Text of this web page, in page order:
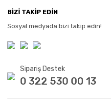
BİZİ TAKİP EDİN
Sosyal medyada bizi takip edin!
Sipariş Destek
0 322 530 00 13